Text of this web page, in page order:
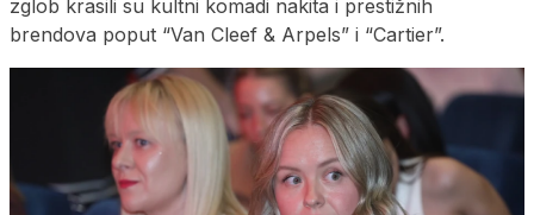
zglob krasili su kultni komadi nakita i prestižnih
brendova poput “Van Cleef & Arpels” i “Cartier”.